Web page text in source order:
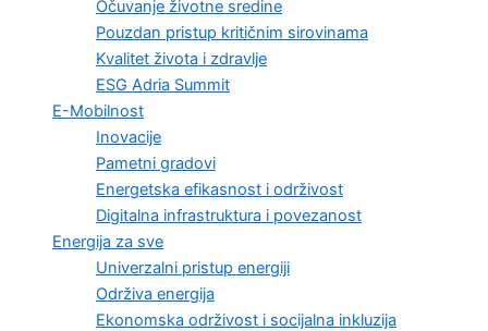
Očuvanje životne sredine
Pouzdan pristup kritičnim sirovinama
Kvalitet života i zdravlje
ESG Adria Summit
E-Mobilnost
Inovacije
Pametni gradovi
Energetska efikasnost i održivost
Digitalna infrastruktura i povezanost
Energija za sve
Univerzalni pristup energiji
Održiva energija
Ekonomska održivost i socijalna inkluzija